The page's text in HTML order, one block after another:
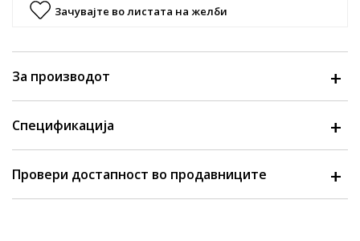
Зачувајте во листата на желби
За производот
Спецификација
Провери достапност во продавниците